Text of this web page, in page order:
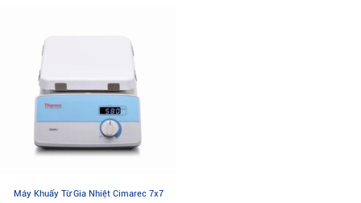
Máy Khuấy Từ Gia Nhiệt Cimarec 7x7